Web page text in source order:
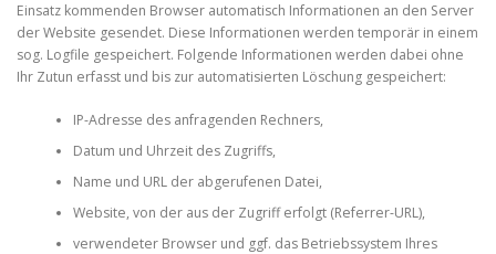
Einsatz kommenden Browser automatisch Informationen an den Server
der Website gesendet. Diese Informationen werden temporär in einem
sog. Logfile gespeichert. Folgende Informationen werden dabei ohne
Ihr Zutun erfasst und bis zur automatisierten Löschung gespeichert:
IP-Adresse des anfragenden Rechners,
Datum und Uhrzeit des Zugriffs,
Name und URL der abgerufenen Datei,
Website, von der aus der Zugriff erfolgt (Referrer-URL),
verwendeter Browser und ggf. das Betriebssystem Ihres